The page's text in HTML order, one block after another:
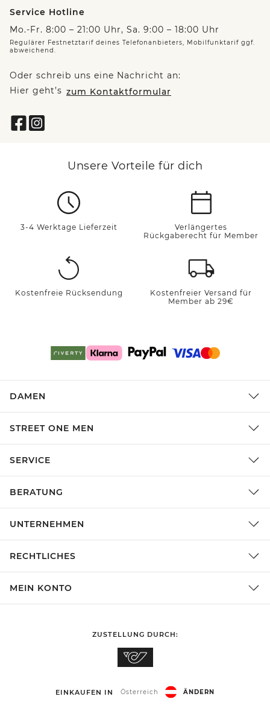
Service Hotline
Mo.-Fr. 8:00 – 21:00 Uhr, Sa. 9:00 – 18:00 Uhr
Regulärer Festnetztarif deines Telefonanbieters, Mobilfunktarif ggf.
abweichend.
Oder schreib uns eine Nachricht an:
Hier geht’s zum Kontaktformular
Unsere Vorteile für dich
3-4 Werktage Lieferzeit
Verlängertes
Rückgaberecht für Member
Kostenfreie Rücksendung
Kostenfreier Versand für
Member ab 29€
DAMEN
STREET ONE MEN
SERVICE
BERATUNG
UNTERNEHMEN
RECHTLICHES
MEIN KONTO
ZUSTELLUNG DURCH:
EINKAUFEN IN Österreich ÄNDERN